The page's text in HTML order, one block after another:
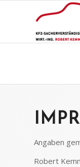
Angaben
Robert